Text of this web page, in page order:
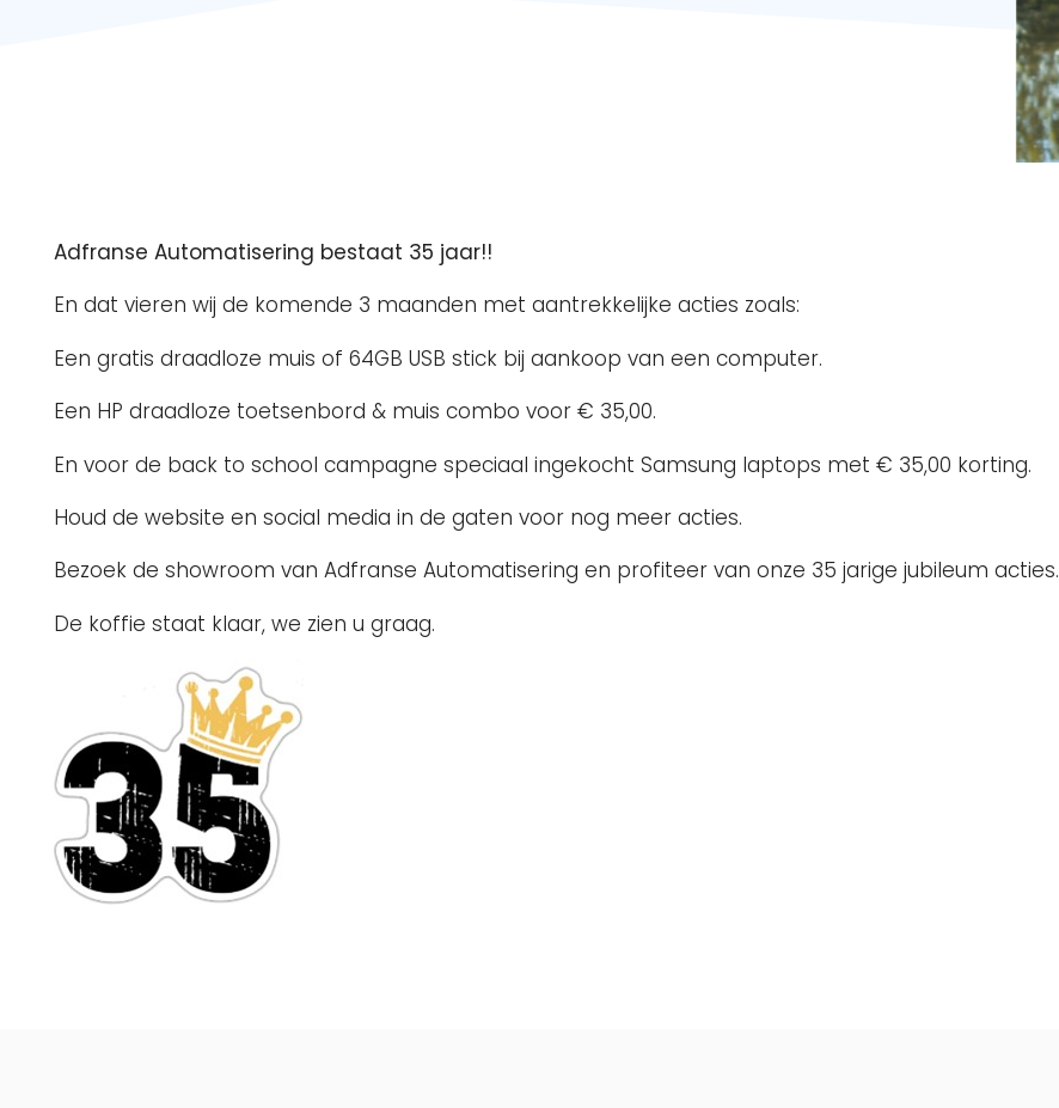
Adfranse Automatisering bestaat 35 jaar!!
En dat vieren wij de komende 3 maanden met aantrekkelijke acties zoals:
Een gratis draadloze muis of 64GB USB stick bij aankoop van een computer.
Een HP draadloze toetsenbord & muis combo voor € 35,00.
En voor de back to school campagne speciaal ingekocht Samsung laptops met € 35,00 korting.
Houd de website en social media in de gaten voor nog meer acties.
Bezoek de showroom van Adfranse Automatisering en profiteer van onze 35 jarige jubileum acties.
De koffie staat klaar, we zien u graag.